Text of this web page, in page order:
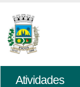
Atividades